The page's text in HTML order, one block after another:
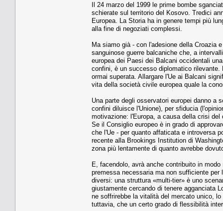
Il 24 marzo del 1999 le prime bombe
schierate sul territorio del Kosovo. Tredici
Europea. La Storia ha in genere tempi più
alla fine di negoziati complessi.
Ma siamo già - con l'adesione della Croazia
sanguinose guerre balcaniche che, a
europea dei Paesi dei Balcani occidentali
confini, è un successo diplomatico
ormai superata. Allargare l'Ue ai Balcani
vita della società civile europea quale la
Una parte degli osservatori europei danno a
confini diluisce l'Unione), per sfiducia
motivazione: l'Europa, a causa della crisi
Se il Consiglio europeo è in grado di
che l'Ue - per quanto affaticata e introversa
recente alla Brookings Institution di
zona più lentamente di quanto avrebbe
E, facendolo, avrà anche contribuito in
premessa necessaria ma non sufficiente
diversi: una struttura «multi-tier» è uno
giustamente cercando di tenere agganciata
ne soffrirebbe la vitalità del mercato unico,
tuttavia, che un certo grado di flessibilità